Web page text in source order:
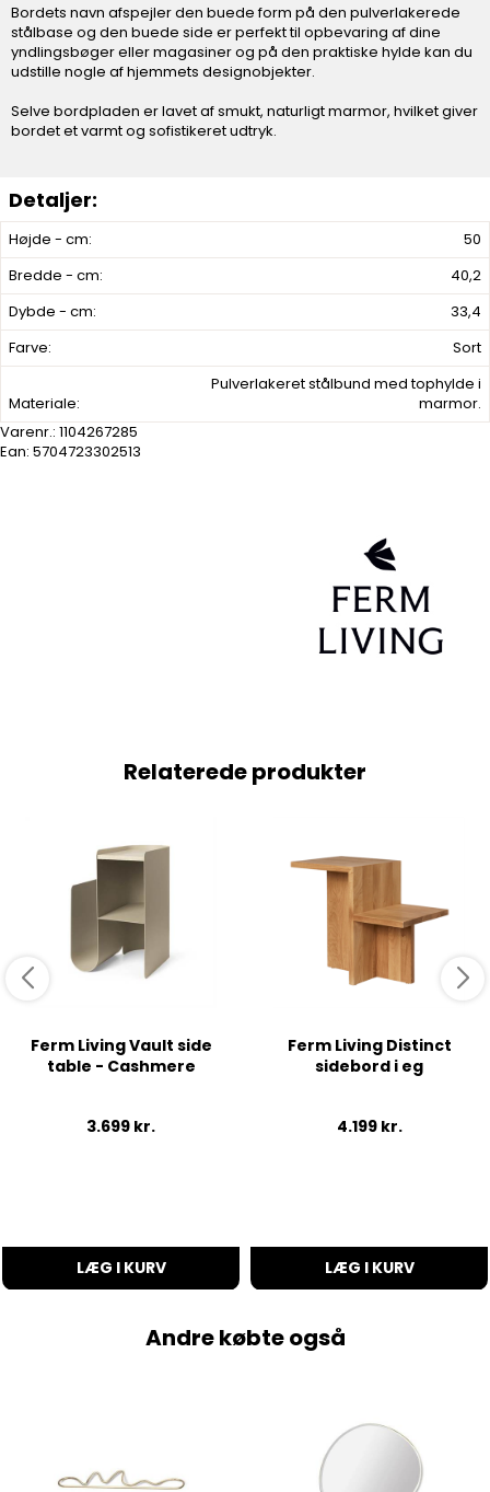
Højde - cm:
50
Bredde - cm:
40,2
Dybde - cm:
33,4
Farve:
Sort
Materiale:
Pulverlakeret stålbund med tophylde i
marmor.
Varenr.: 1104267285
Ean: 5704723302513
Bordets navn afspejler den buede form på den pulverlakerede
stålbase og den buede side er perfekt til opbevaring af dine
yndlingsbøger eller magasiner og på den praktiske hylde kan du
udstille nogle af hjemmets designobjekter.
Selve bordpladen er lavet af smukt, naturligt marmor, hvilket giver
bordet et varmt og sofistikeret udtryk.
Relaterede produkter
Ferm Living Vault side
table - Cashmere
3.699 kr.
LÆG I KURV
Ferm Living Distinct
sidebord i eg
4.199 kr.
LÆG I KURV
Andre købte også